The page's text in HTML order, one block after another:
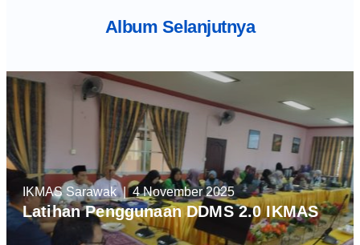
Album Selanjutnya
Latihan Penggunaan DDMS 2.0 IKMAS
IKMAS Sarawak| 4 November 2025